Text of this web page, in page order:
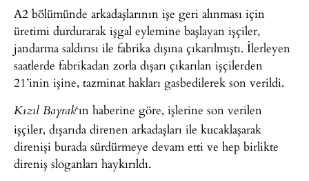
A2 bölümünde arkadaşlarının işe geri alınması için
üretimi durdurarak işgal eylemine başlayan işçiler,
jandarma saldırısı ile fabrika dışına çıkarılmıştı. İlerleyen
saatlerde fabrikadan zorla dışarı çıkarılan işçilerden
21’inin işine, tazminat hakları gasbedilerek son verildi.
Kızıl Bayrak‘ın haberine göre, işlerine son verilen
işçiler, dışarıda direnen arkadaşları ile kucaklaşarak
direnişi burada sürdürmeye devam etti ve hep birlikte
direniş sloganları haykırıldı.